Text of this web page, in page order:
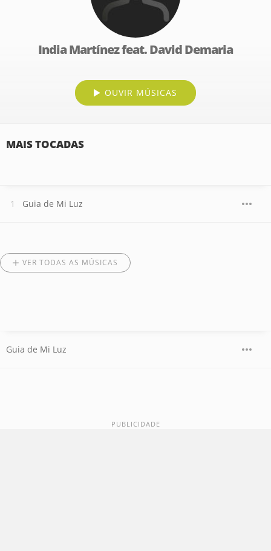
India Martínez feat. David Demaria
OUVIR MÚSICAS
MAIS TOCADAS
Guia de Mi Luz
VER TODAS AS MÚSICAS
Guia de Mi Luz